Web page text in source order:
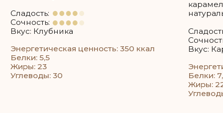
Например: если 35 гостей, то 35 * 200 = 7 кг